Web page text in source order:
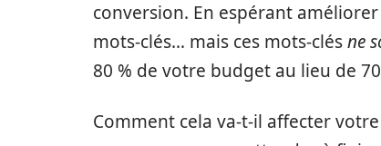
conversion. En espérant
mots-clés… mais ces mots-clésne
80 % de votre budget au lieu de
Comment cela va-t-il affecter